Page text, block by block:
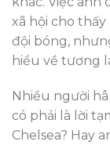
xã hội cho
đội bóng,
hiểu về tương
Nhiều người
có phải là lời
Chelsea? Hay